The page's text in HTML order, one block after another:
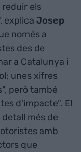
els
explica Josep
només a
des de
a Catalunya i
unes xifres
però també
d'impacte". El
més de
amb
que